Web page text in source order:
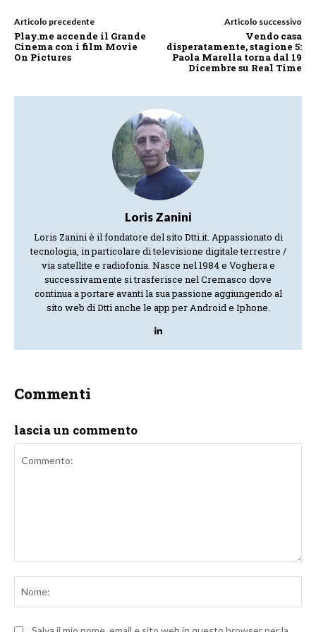
Articolo precedente
Play.me accende il Grande
Cinema con i film Movie
On Pictures
Articolo successivo
Vendo casa
disperatamente, stagione 5:
Paola Marella torna dal 19
Dicembre su Real Time
Loris Zanini
Loris Zanini è il fondatore del sito Dtti.it. Appassionato di
tecnologia, in particolare di televisione digitale terrestre /
via satellite e radiofonia. Nasce nel 1984 e Voghera e
successivamente si trasferisce nel Cremasco dove
continua a portare avanti la sua passione aggiungendo al
sito web di Dtti anche le app per Android e Iphone.
Commenti
lascia un commento